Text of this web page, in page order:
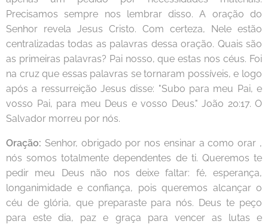
Precisamos sempre nos lembrar disso. A oração do
Senhor revela Jesus Cristo. Com certeza, Nele estão
centralizadas todas as palavras dessa oração. Quais são
as primeiras palavras? Pai nosso, que estas nos céus. Foi
na cruz que essas palavras se tornaram possíveis, e logo
após a ressurreição Jesus disse: "Subo para meu Pai, e
vosso Pai, para meu Deus e vosso Deus." João 20:17. O
Salvador morreu por nós.
Oração: Senhor, obrigado por nos ensinar a como orar ,
nós somos totalmente dependentes de ti. Queremos te
pedir meu Deus não nos deixe faltar: fé, esperança,
longanimidade e confiança, pois queremos alcançar o
céu de glória, que preparaste para nós. Deus te peço
para este dia, paz e graça para vencer as lutas e